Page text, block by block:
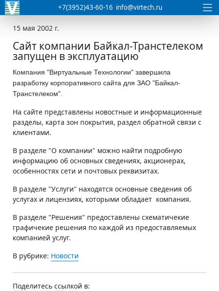
+7(3952)43-60-16 info@virtech.ru
15 мая 2002 г.
Сайт компании Байкал-Транстелеком
запущен в эксплуатацию
Компания "Виртуальные Технологии" завершила
разработку корпоративного сайта для ЗАО "Байкал-
Транстелеком".
На сайте представлены новостные и информационные
разделы, карта зон покрытия, раздел обратной связи с
клиентами.
В разделе "О компании" можно найти подробную
информацию об основных сведениях, акционерах,
особенностях сети и почтовых реквизитах.
В разделе "Услуги" находятся основные сведения об
услугах и лицензиях, которыми обладает компания.
В разделе "Решения" предоставлены схематичекие
графичекие решения по каждой из предоставляемых
компанией услуг.
В рубрике: Новости
Поделитесь ссылкой в: